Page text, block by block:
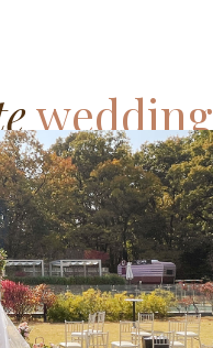
wedding